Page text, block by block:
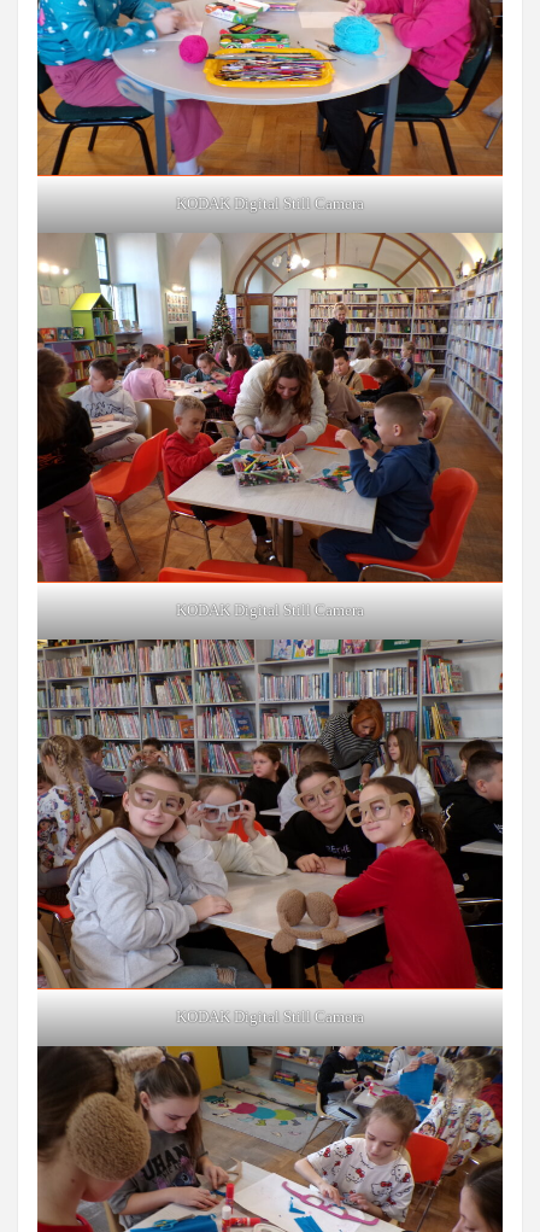
KODAK Digital Still Camera
KODAK Digital Still Camera
KODAK Digital Still Camera